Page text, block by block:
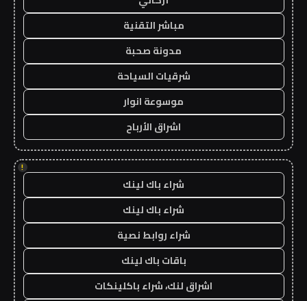
مباشر التقنية
مدونة صحبة
شرقيات السياحة
موسوعة انوار
اشراق الأرباح
!
شراء باك لينك
شراء باك لينك
شراء روابط نصية
باقات باك لينك
اشراق لنك، شراء باكلينكات